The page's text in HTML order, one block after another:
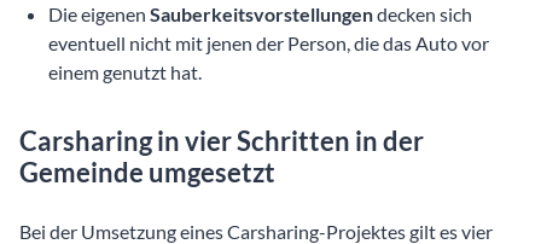
Die eigenen Sauberkeitsvorstellungendecken sich
eventuell nicht mit jenen der Person, die das Auto vor
einem genutzt hat.
Carsharing in vier Schritten in der
Gemeinde umgesetzt
Bei der Umsetzung eines Carsharing-Projektes gilt es vier